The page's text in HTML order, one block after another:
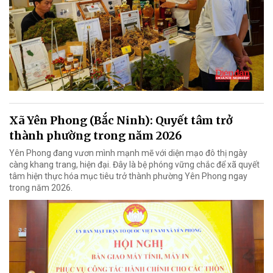
Xã Yên Phong (Bắc Ninh): Quyết tâm trở
thành phường trong năm 2026
Yên Phong đang vươn mình mạnh mẽ với diện mạo đô thị ngày
càng khang trang, hiện đại. Đây là bệ phóng vững chắc để xã quyết
tâm hiện thực hóa mục tiêu trở thành phường Yên Phong ngay
trong năm 2026.